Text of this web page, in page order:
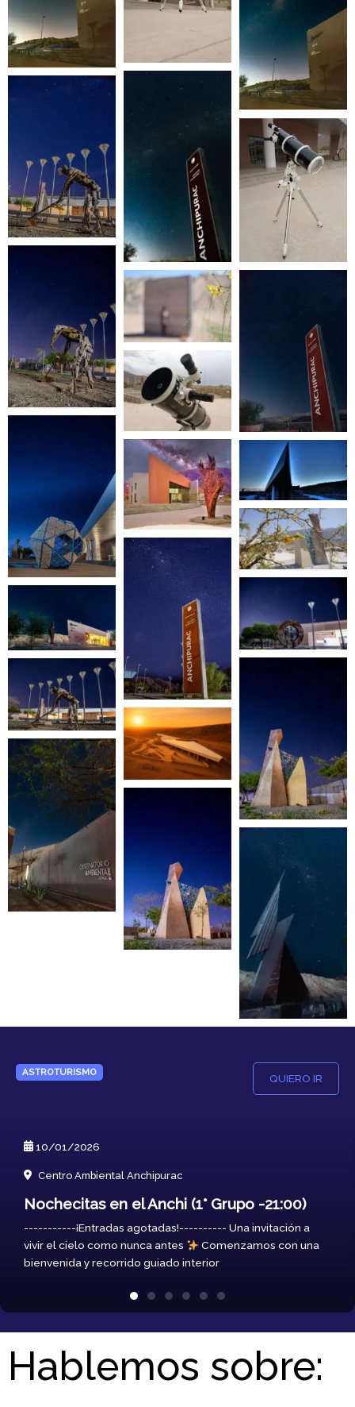
ASTROTURISMO QUIERO IR
10/01/2026
Centro Ambiental Anchipurac
Nochecitas en el Anchi (1° Grupo -21:00)
-----------¡Entradas agotadas!---------- Una invitación a
vivir el cielo como nunca antes
Comenzamos con una
bienvenida y recorrido guiado interior
Hablemos sobre: